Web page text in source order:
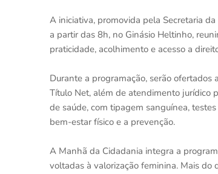
A iniciativa, promovida pela Secretaria
a partir das 8h, no Ginásio Heltinho,
praticidade, acolhimento e acesso a
Durante a programação, serão
Título Net, além de atendimento jurídico
de saúde, com tipagem sanguínea,
bem-estar físico e a prevenção.
A Manhã da Cidadania integra a
voltadas à valorização feminina. Mais do